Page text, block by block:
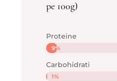
pe 100g)
Proteine
9%
9%
Carbohidrati
1%
1%